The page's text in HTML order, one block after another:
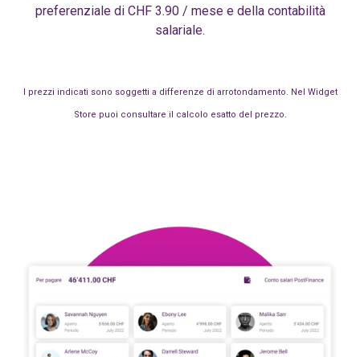
preferenziale di CHF 3.90 / mese e della contabilità
salariale.
I prezzi indicati sono soggetti a differenze di arrotondamento. Nel Widget
Store puoi consultare il calcolo esatto del prezzo.